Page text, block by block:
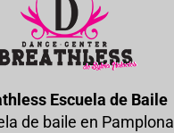
Escuela de Baile
de baile en Pamplona